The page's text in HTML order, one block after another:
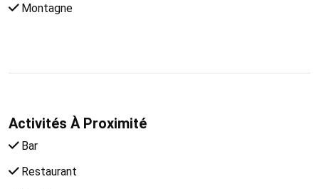
Montagne
Activités À Proximité
Bar
Restaurant